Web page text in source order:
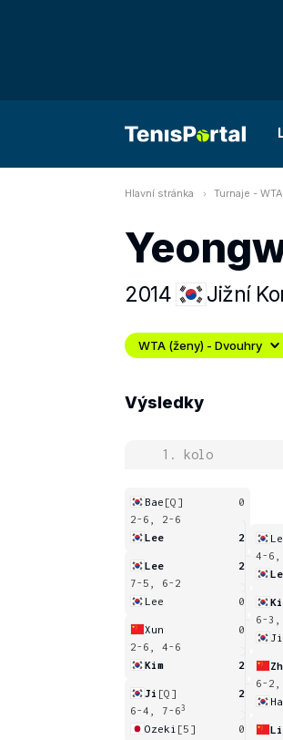
Hlavní stránka Turnaje -
2014 Jižní
WTA (ženy) - Dvouhry
Výsledky
1. kolo
Bae [Q]
0
2-6, 2-6
Lee
2
Lee
2
7-5, 6-2
Lee
0
Xun
0
2-6, 4-6
Kim
2
Ji [Q]
2
6-4, 7-63
Ozeki [5] 0
4-
6-
Ji
6-